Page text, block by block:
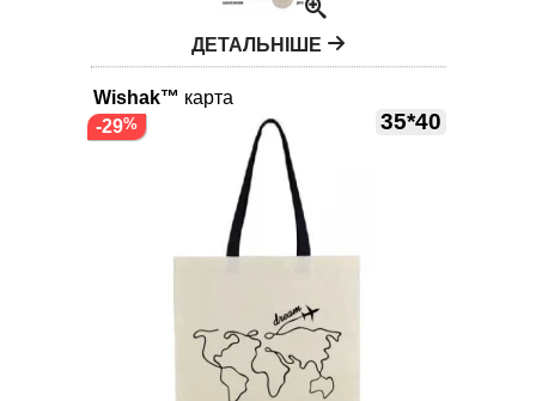
ДЕТАЛЬНІШЕ
Wishak™ карта
35*40
-29